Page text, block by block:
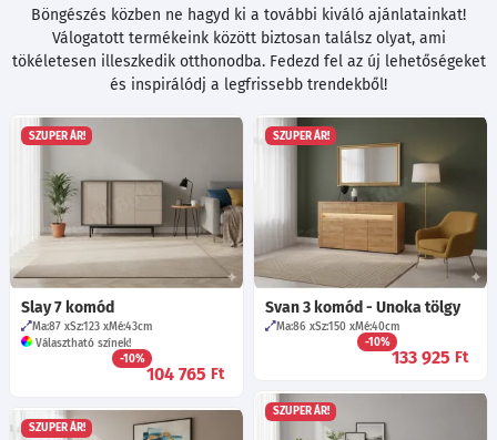
Böngészés közben ne hagyd ki a további kiváló ajánlatainkat!
Válogatott termékeink között biztosan találsz olyat, ami
tökéletesen illeszkedik otthonodba. Fedezd fel az új lehetőségeket
és inspirálódj a legfrissebb trendekből!
SZUPER ÁR!
Slay 7 komód
Ma:87 Sz:123 Mé:43cm
Választható színek!
-10%
104 765 Ft
SZUPER ÁR!
Svan 3 komód - Unoka tölgy
Ma:86 Sz:150 Mé:40cm
-10%
133 925 Ft
SZUPER ÁR!
SZUPER ÁR!